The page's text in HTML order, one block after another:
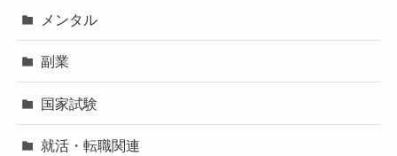
メンタル
副業
国家試験
就活・転職関連